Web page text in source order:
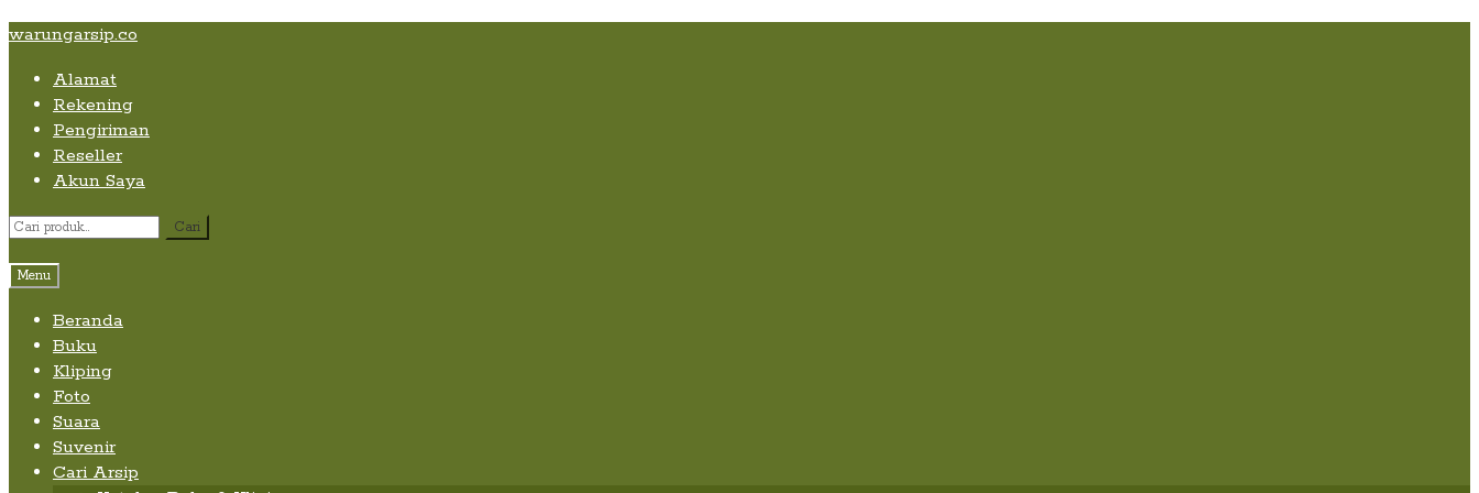
Skip
content
Skip
navigation
Skip
content
warungarsip.co
Alamat
Rekening
Pengiriman
Reseller
Akun Saya
Pencarian
Cari
Menu
Beranda
Buku
Kliping
Foto
Suara
Suvenir
Cari Arsip